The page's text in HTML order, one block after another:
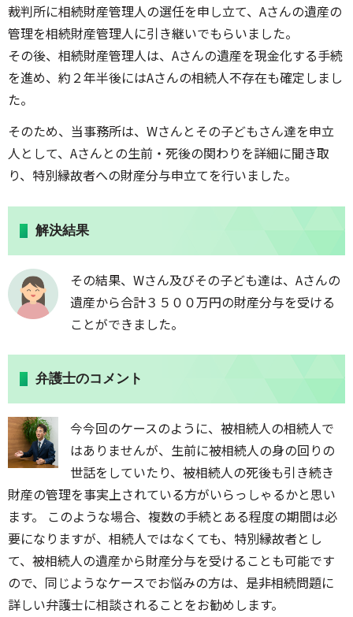
裁判所に相続財産管理人の選任を申し立て、Aさんの遺産の
管理を相続財産管理人に引き継いでもらいました。
その後、相続財産管理人は、Aさんの遺産を現金化する手続
を進め、約２年半後にはAさんの相続人不存在も確定しまし
た。
そのため、当事務所は、Wさんとその子どもさん達を申立
人として、Aさんとの生前・死後の関わりを詳細に聞き取
り、特別縁故者への財産分与申立てを行いました。
解決結果
その結果、Wさん及びその子ども達は、Aさんの
遺産から合計３５００万円の財産分与を受ける
ことができました。
弁護士のコメント
今今回のケースのように、被相続人の相続人で
はありませんが、生前に被相続人の身の回りの
世話をしていたり、被相続人の死後も引き続き
財産の管理を事実上されている方がいらっしゃるかと思い
ます。 このような場合、複数の手続とある程度の期間は必
要になりますが、相続人ではなくても、特別縁故者とし
て、被相続人の遺産から財産分与を受けることも可能です
ので、同じようなケースでお悩みの方は、是非相続問題に
詳しい弁護士に相談されることをお勧めします。